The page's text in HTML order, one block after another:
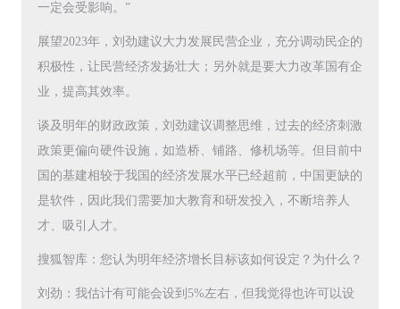
一定会受影响。”
展望2023年，刘劲建议大力发展民营企业，充分调动民企的
积极性，让民营经济发扬壮大；另外就是要大力改革国有企
业，提高其效率。
谈及明年的财政政策，刘劲建议调整思维，过去的经济刺激
政策更偏向硬件设施，如造桥、铺路、修机场等。但目前中
国的基建相较于我国的经济发展水平已经超前，中国更缺的
是软件，因此我们需要加大教育和研发投入，不断培养人
才、吸引人才。
搜狐智库：您认为明年经济增长目标该如何设定？为什么？
刘劲：我估计有可能会设到5%左右，但我觉得也许可以设